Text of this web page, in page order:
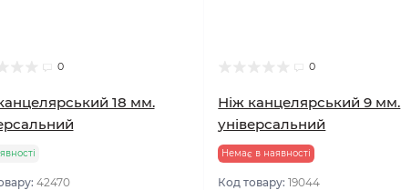
0
18 мм.
42470
0
Ніж канцелярський 9 мм.
універсальний
Немає в наявності
Код товару:19044